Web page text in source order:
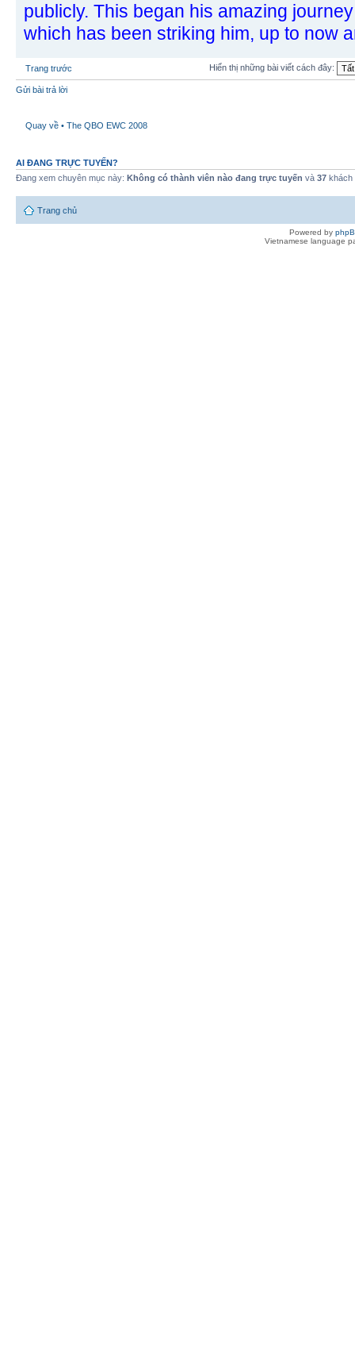
publicly. This began his amazing
which has been striking him, up to now
Trang trước Hiển thị những bài viết cách đây:
Gửi bài trả lời
Quay về • The QBO EWC 2008
AI ĐANG TRỰC TUYẾN?
Đang xem chuyên mục này: Không có thành viên nào đang trực tuyến và 37 khách
Trang chủ
Powered by
Vietnamese language